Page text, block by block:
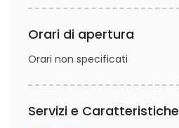
Orari di apertura
Orari non specificati
Servizi e Caratteristiche